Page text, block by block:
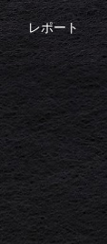
レポート